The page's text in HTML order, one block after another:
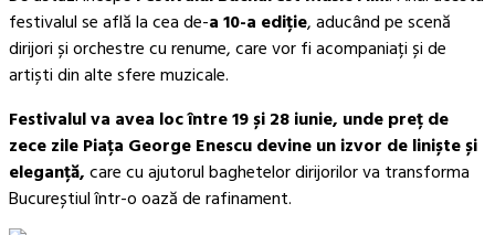
festivalul se află la cea de-a 10-a ediție, aducând pe scenă
dirijori și orchestre cu renume, care vor fi acompaniați și de
artiști din alte sfere muzicale.
Festivalul va avea loc între 19 și 28 iunie, unde preț de
zece zile Piața George Enescu devine un izvor de liniște și
eleganță, care cu ajutorul baghetelor dirijorilor va transforma
Bucureștiul într-o oază de rafinament.